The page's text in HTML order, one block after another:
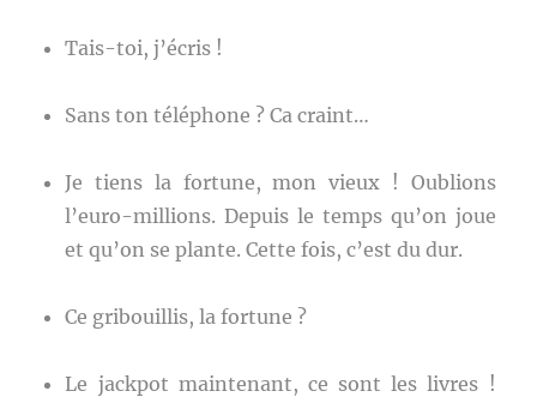
Tais-toi, j’écris !
Sans ton téléphone ? Ca craint…
Je tiens la fortune, mon vieux ! Oublions
l’euro-millions. Depuis le temps qu’on joue
et qu’on se plante. Cette fois, c’est du dur.
Ce gribouillis, la fortune ?
Le jackpot maintenant, ce sont les livres !